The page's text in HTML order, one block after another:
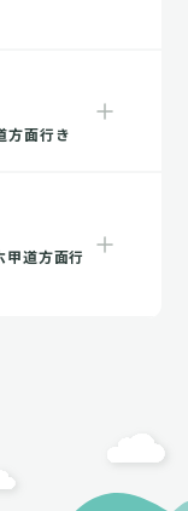
方面行き
甲道方面行